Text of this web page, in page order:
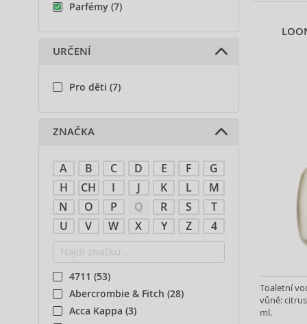
Toaletní
vůně:
ml.
Parfémy (7)
URČENÍ
Pro děti (7)
ZNAČKA
A B C D E F
G
H
CH I J K L
M
N
O P Q R S
T
U
V W X Y Z 4
4711 (53)
Abercrombie & Fitch (28)
Acca Kappa (3)